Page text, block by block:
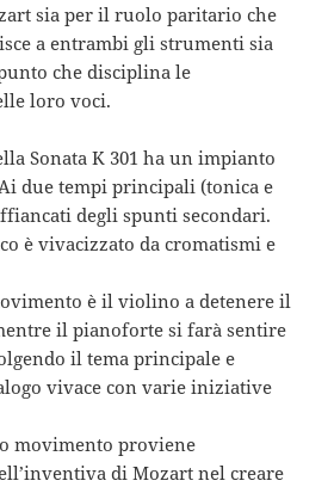
sia per il ruolo paritario che
a entrambi gli strumenti sia
che disciplina le
loro voci.
Sonata K 301 ha un impianto
due tempi principali (tonica e
degli spunti secondari.
è vivacizzato da cromatismi e
è il violino a detenere il
il pianoforte si farà sentire
il tema principale e
vivace con varie iniziative
movimento proviene
di Mozart nel creare